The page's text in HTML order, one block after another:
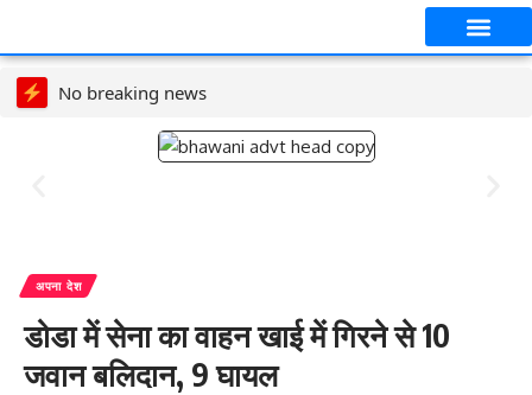
No breaking news
अपना देश
डोडा में सेना का वाहन खाई में गिरने से 10
जवान बलिदान, 9 घायल